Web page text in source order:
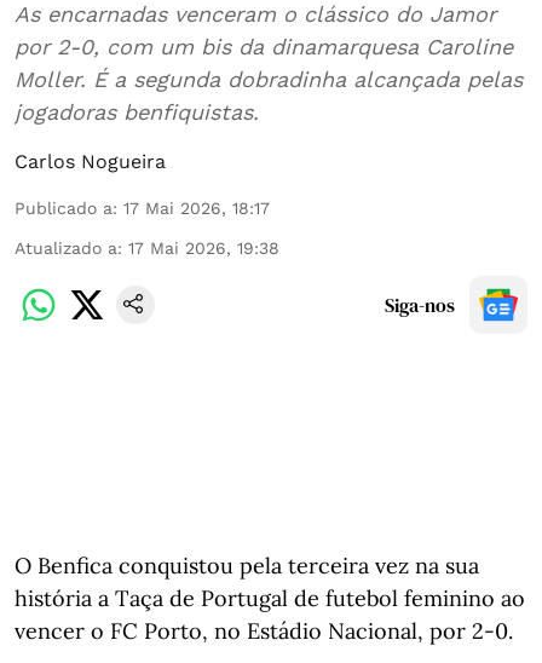
As encarnadas venceram o clássico do Jamor
por 2-0, com um bis da dinamarquesa Caroline
Moller. É a segunda dobradinha alcançada pelas
jogadoras benfiquistas.
Carlos Nogueira
Publicado a: 17 Mai 2026, 18:17
Atualizado a: 17 Mai 2026, 19:38
Siga-nos
O Benfica conquistou pela terceira vez na sua
história a Taça de Portugal de futebol feminino ao
vencer o FC Porto, no Estádio Nacional, por 2-0.